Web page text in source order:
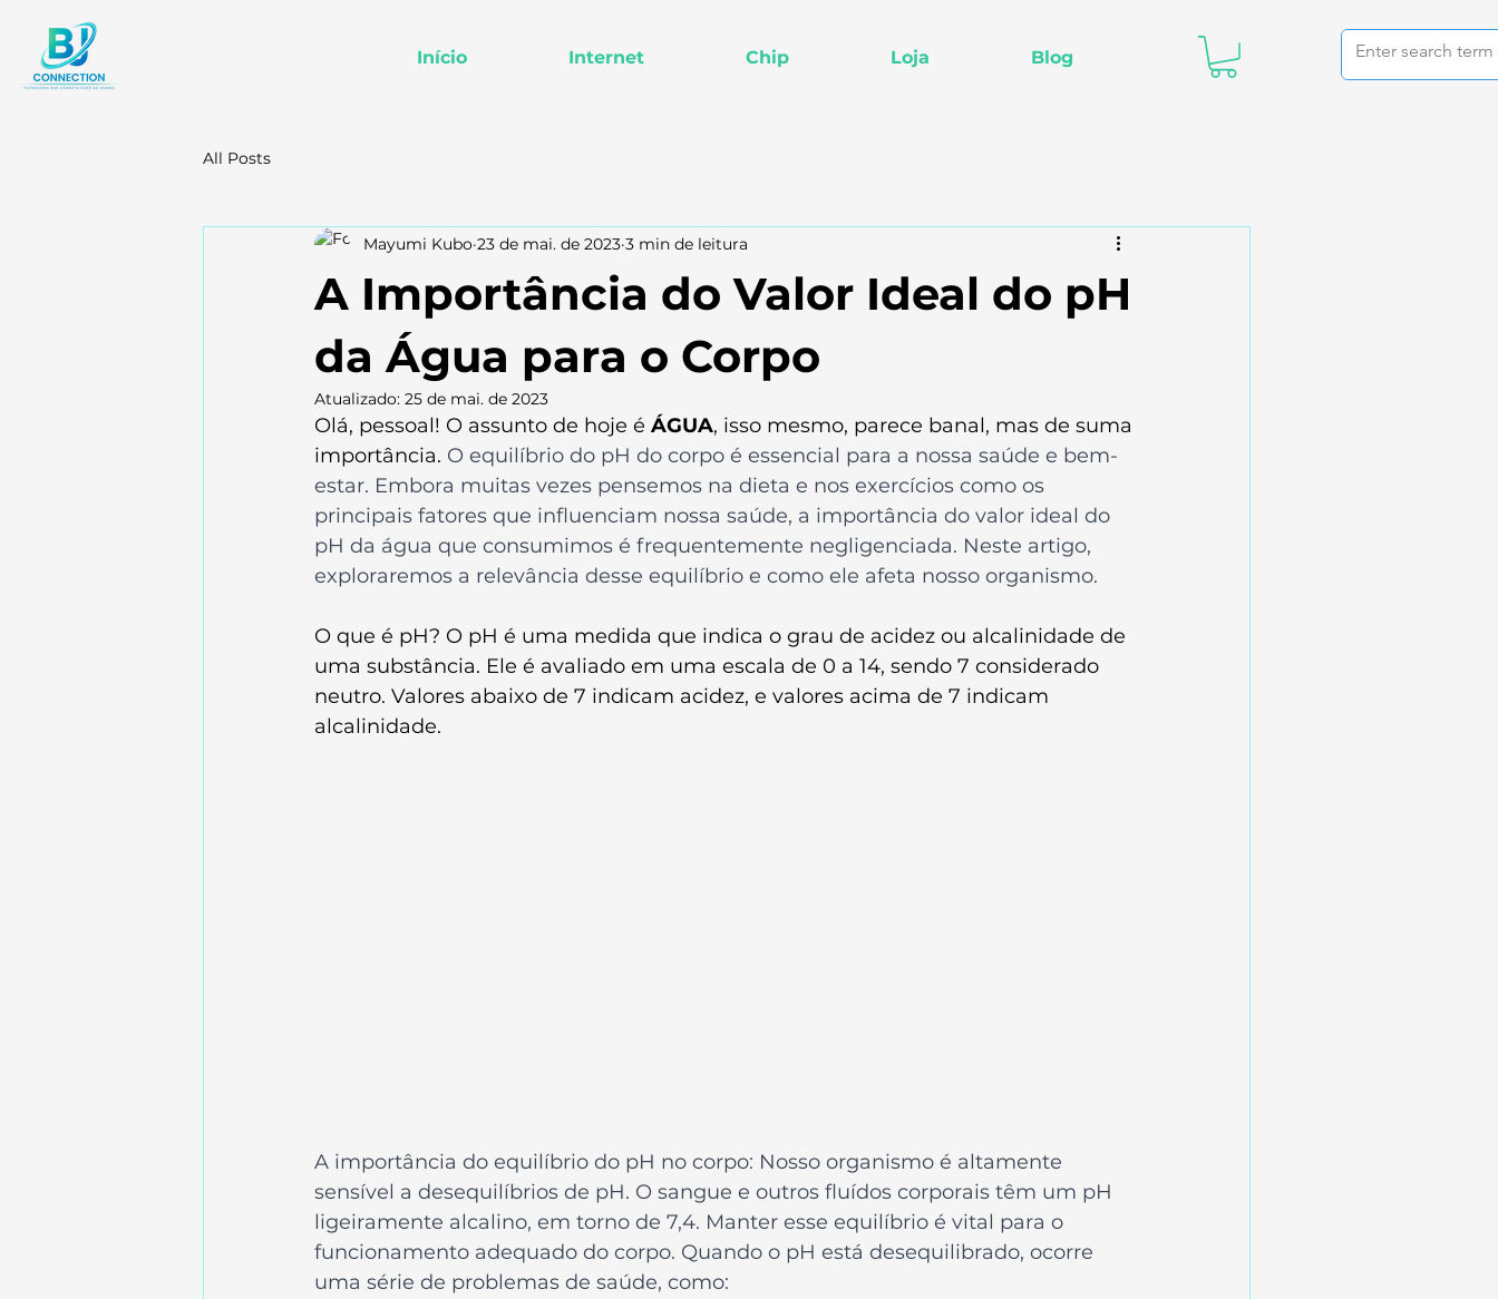
Início Internet Chip Loja Blog
All Posts
A Importância do Valor Ideal do pH
da Água para o Corpo
Mayumi Kubo 23 de mai. de 2023 3 min de leitura
Atualizado: 25 de mai. de 2023
Olá, pessoal! O assunto de hoje é ÁGUA, isso mesmo, parece banal, mas de suma
importância. O equilíbrio do pH do corpo é essencial para a nossa saúde e bem-
estar. Embora muitas vezes pensemos na dieta e nos exercícios como os
principais fatores que influenciam nossa saúde, a importância do valor ideal do
pH da água que consumimos é frequentemente negligenciada. Neste artigo,
exploraremos a relevância desse equilíbrio e como ele afeta nosso organismo.
O que é pH? O pH é uma medida que indica o grau de acidez ou alcalinidade de
uma substância. Ele é avaliado em uma escala de 0 a 14, sendo 7 considerado
neutro. Valores abaixo de 7 indicam acidez, e valores acima de 7 indicam
alcalinidade.
A importância do equilíbrio do pH no corpo: Nosso organismo é altamente
sensível a desequilíbrios de pH. O sangue e outros fluídos corporais têm um pH
ligeiramente alcalino, em torno de 7,4. Manter esse equilíbrio é vital para o
funcionamento adequado do corpo. Quando o pH está desequilibrado, ocorre
uma série de problemas de saúde, como: